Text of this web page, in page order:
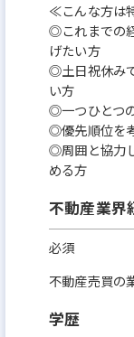
≪こんな方は
◎これまでの
げたい方
◎土日祝休み
い方
◎一つひとつ
◎優先順位を
◎周囲と協力
める方
不動産業界
必須
不動産売買の
学歴